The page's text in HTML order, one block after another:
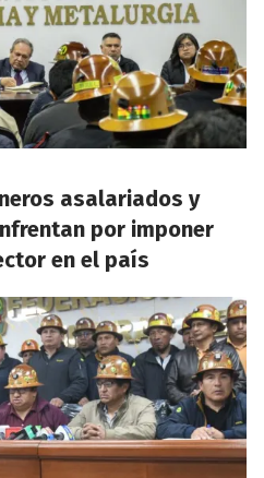
asalariados y
por imponer
en el país